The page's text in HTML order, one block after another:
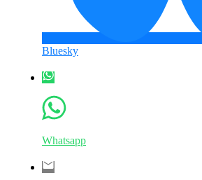
Bluesky
Whatsapp